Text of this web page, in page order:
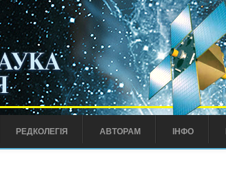
РЕДКОЛЕГІЯ АВТОРАМ ІНФО